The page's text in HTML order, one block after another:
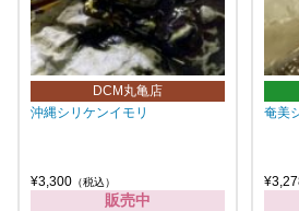
DCM丸亀店
沖縄シリケンイモリ
¥3,300 （税込）
販売中
奄美